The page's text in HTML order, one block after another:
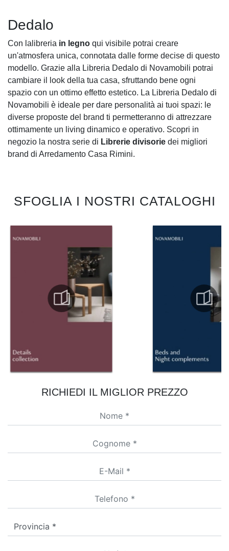
Dedalo
Con lalibreria in legno qui visibile potrai creare
un'atmosfera unica, connotata dalle forme decise di questo
modello. Grazie alla Libreria Dedalo di Novamobili potrai
cambiare il look della tua casa, sfruttando bene ogni
spazio con un ottimo effetto estetico. La Libreria Dedalo di
Novamobili è ideale per dare personalità ai tuoi spazi: le
diverse proposte del brand ti permetteranno di attrezzare
ottimamente un living dinamico e operativo. Scopri in
negozio la nostra serie di Librerie divisorie dei migliori
brand di Arredamento Casa Rimini.
SFOGLIA I NOSTRI CATALOGHI
RICHIEDI IL MIGLIOR PREZZO